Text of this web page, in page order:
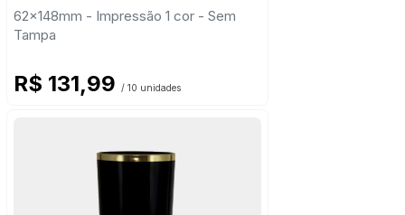
62x148mm - Impressão 1 cor - Sem
Tampa
R$ 131,99 / 10 unidades